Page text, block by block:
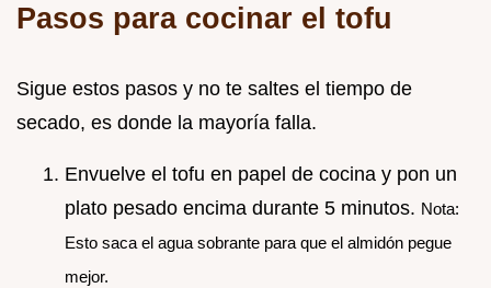
Pasos para cocinar el tofu
Sigue estos pasos y no te saltes el tiempo de
secado, es donde la mayoría falla.
Envuelve el tofu en papel de cocina y pon un
plato pesado encima durante 5 minutos. Nota:
Esto saca el agua sobrante para que el almidón pegue
mejor.